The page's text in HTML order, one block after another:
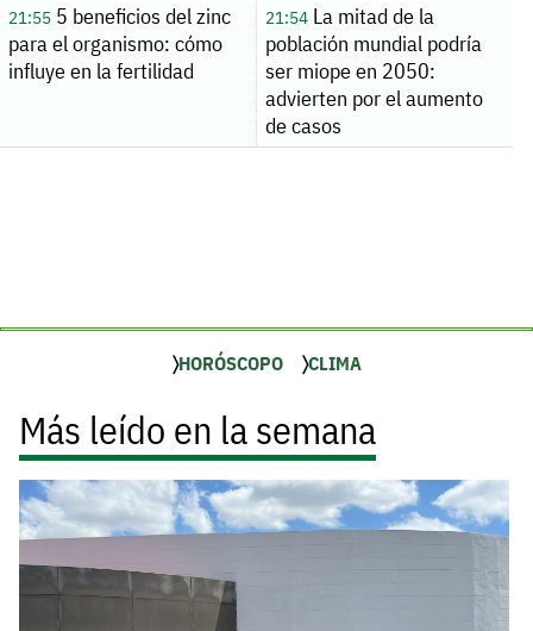
21:555 beneficios del zinc
para el organismo: cómo
influye en la fertilidad
21:54La mitad de la
población mundial podría
ser miope en 2050:
advierten por el aumento
de casos
HORÓSCOPO CLIMA
Más leído en la semana